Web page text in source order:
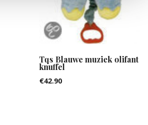
Tqs Blauwe muziek olifant
knuffel
€42.90